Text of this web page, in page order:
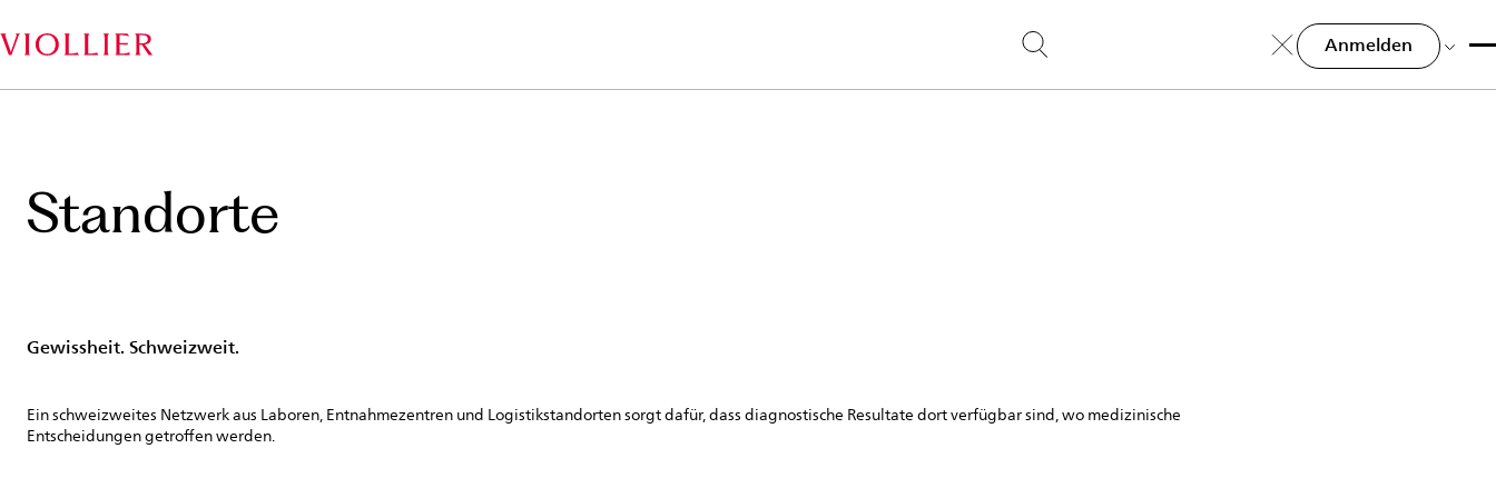
zum
Inhalt
Anmelden
Standorte
Gewissheit. Schweizweit.
Ein schweizweites Netzwerk aus Laboren, Entnahmezentren und Logistikstandorten sorgt dafür, dass diagnostische Resultate dort verfügbar sind, wo medizinische
Entscheidungen getroffen werden.